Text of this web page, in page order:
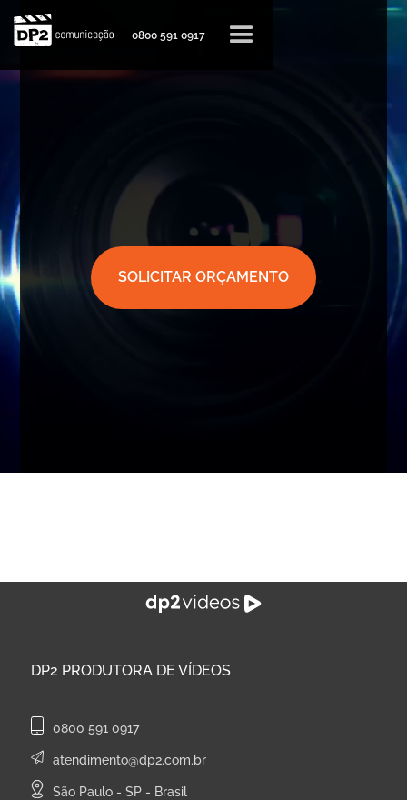
0800 591 0917
SOLICITAR ORÇAMENTO
DP2 PRODUTORA DE VÍDEOS
0800 591 0917
atendimento@dp2.com.br
São Paulo - SP - Brasil